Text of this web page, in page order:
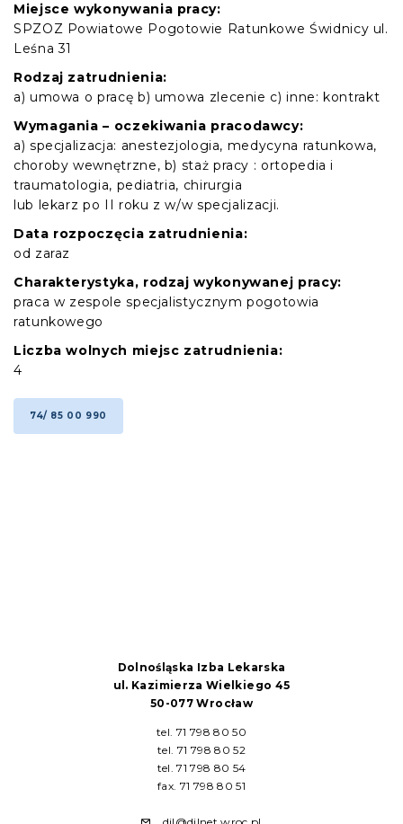
Miejsce wykonywania pracy:
SPZOZ Powiatowe Pogotowie Ratunkowe Świdnicy ul.
Leśna 31
Rodzaj zatrudnienia:
a) umowa o pracę b) umowa zlecenie c) inne: kontrakt
Wymagania – oczekiwania pracodawcy:
a) specjalizacja: anestezjologia, medycyna ratunkowa,
choroby wewnętrzne, b) staż pracy : ortopedia i
traumatologia, pediatria, chirurgia
lub lekarz po II roku z w/w specjalizacji.
Data rozpoczęcia zatrudnienia:
od zaraz
Charakterystyka, rodzaj wykonywanej pracy:
praca w zespole specjalistycznym pogotowia
ratunkowego
Liczba wolnych miejsc zatrudnienia:
4
74/ 85 00 990
Dolnośląska Izba Lekarska
ul. Kazimierza Wielkiego 45
50-077 Wrocław
tel. 71 798 80 50
tel. 71 798 80 52
tel. 71 798 80 54
fax. 71 798 80 51